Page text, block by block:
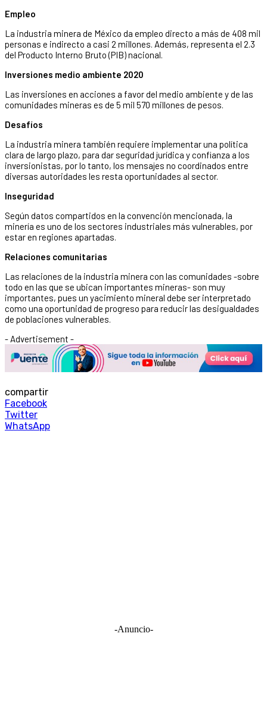
Empleo
La industria minera de México da empleo directo a más de 408 mil
personas e indirecto a casi 2 millones. Además, representa el 2.3
del Producto Interno Bruto (PIB) nacional.
Inversiones medio ambiente 2020
Las inversiones en acciones a favor del medio ambiente y de las
comunidades mineras es de 5 mil 570 millones de pesos.
Desafíos
La industria minera también requiere implementar una política
clara de largo plazo, para dar seguridad jurídica y confianza a los
inversionistas, por lo tanto, los mensajes no coordinados entre
diversas autoridades les resta oportunidades al sector.
Inseguridad
Según datos compartidos en la convención mencionada, la
minería es uno de los sectores industriales más vulnerables, por
estar en regiones apartadas.
Relaciones comunitarias
Las relaciones de la industria minera con las comunidades -sobre
todo en las que se ubican importantes mineras- son muy
importantes, pues un yacimiento mineral debe ser interpretado
como una oportunidad de progreso para reducir las desigualdades
de poblaciones vulnerables.
- Advertisement -
compartir
Facebook
Twitter
WhatsApp
-Anuncio-